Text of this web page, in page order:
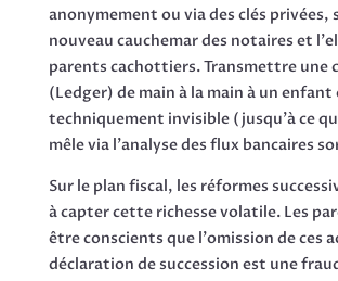
anonymement ou via des clés privées,
nouveau cauchemar des notaires et
parents cachottiers. Transmettre une
(Ledger) de main à la main à un enfant
techniquement invisible (jusqu'à ce
mêle via l'analyse des flux bancaires
Sur le plan fiscal, les réformes
à capter cette richesse volatile. Les
être conscients que l'omission de ces
déclaration de succession est une